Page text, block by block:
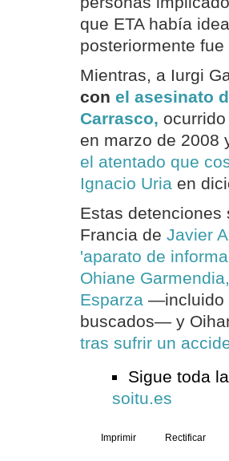
que ETA había
posteriormente
Mientras, a Iurgi
con el asesinato
Carrasco,
en marzo de 2008
el atentado que
Ignacio Uria en
Estas
Francia de Javier
'aparato de
Ohiane Garmendia,
Esparza —incluido
buscados— y
tras sufrir un
Sigue toda
soitu.es
Imprimir Rectificar